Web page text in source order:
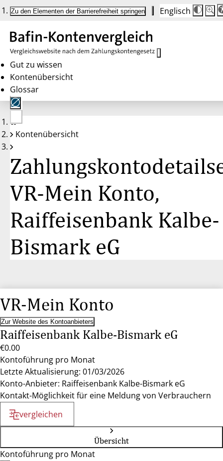
Zu den Elementen der Barrierefreiheit springen Englisch
Die
auf
100%
100%
Gut zu wissen
Kontenübersicht
Glossar
Keine
Konten
Kontenübersicht
VR-Mein Konto,
Raiffeisenbank Kalbe-
Bismark eG
VR-Mein Konto
Zur Website des Kontoanbieters
Raiffeisenbank Kalbe-Bismark eG
€0.00
Kontoführung pro Monat
Letzte Aktualisierung: 01/03/2026
Konto-Anbieter: Raiffeisenbank Kalbe-Bismark eG
Kontakt-Möglichkeit für eine Meldung von Verbrauchern
vergleichen
Übersicht
Kontoführung pro Monat